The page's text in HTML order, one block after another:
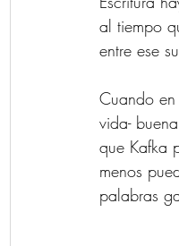
al tiempo
entre ese
Cuando
vida-
que Kafka
menos
palabras